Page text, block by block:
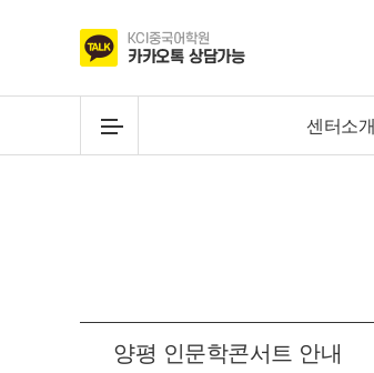
센터소개
양평 인문학콘서트 안내